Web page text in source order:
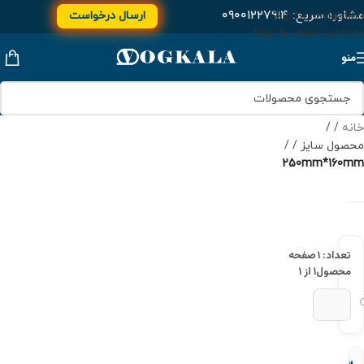
Skip to navigation
Skip to main content
مشاوره سریع:۰۹۰۰۱۲۲۷۹۱۴ ارسال درخواست
منو
خانه /
محصول سایز /
250mm*160mm
تعداد: ۱
محصول
صفحه
۱ از ۱